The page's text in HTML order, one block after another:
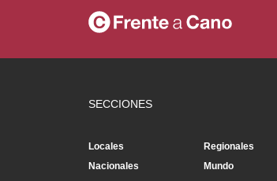
SECCIONES
Locales
Regionales
Nacionales
Mundo